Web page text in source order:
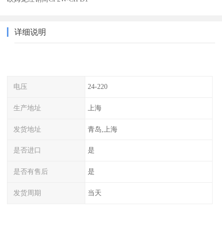
详细说明
电压 24-220
生产地址 上海
发货地址 青岛,上海
是否进口 是
是否有售后 是
发货周期 当天